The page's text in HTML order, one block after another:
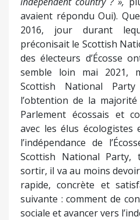
avaient répondu Oui).
2016, jour durant
préconisait le Scottish
des électeurs d’Écosse
semble loin mai 2021,
Scottish National
l’obtention de la
Parlement écossais et
avec les élus écologistes
l’indépendance de
Scottish National
sortir, il va au moins
rapide, concrète et
suivante : comment de
sociale et avancer vers